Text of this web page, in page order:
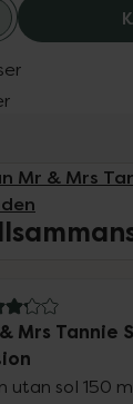
Mr & Mrs
5 i omdöme
Mrs Tannie
utan sol 150